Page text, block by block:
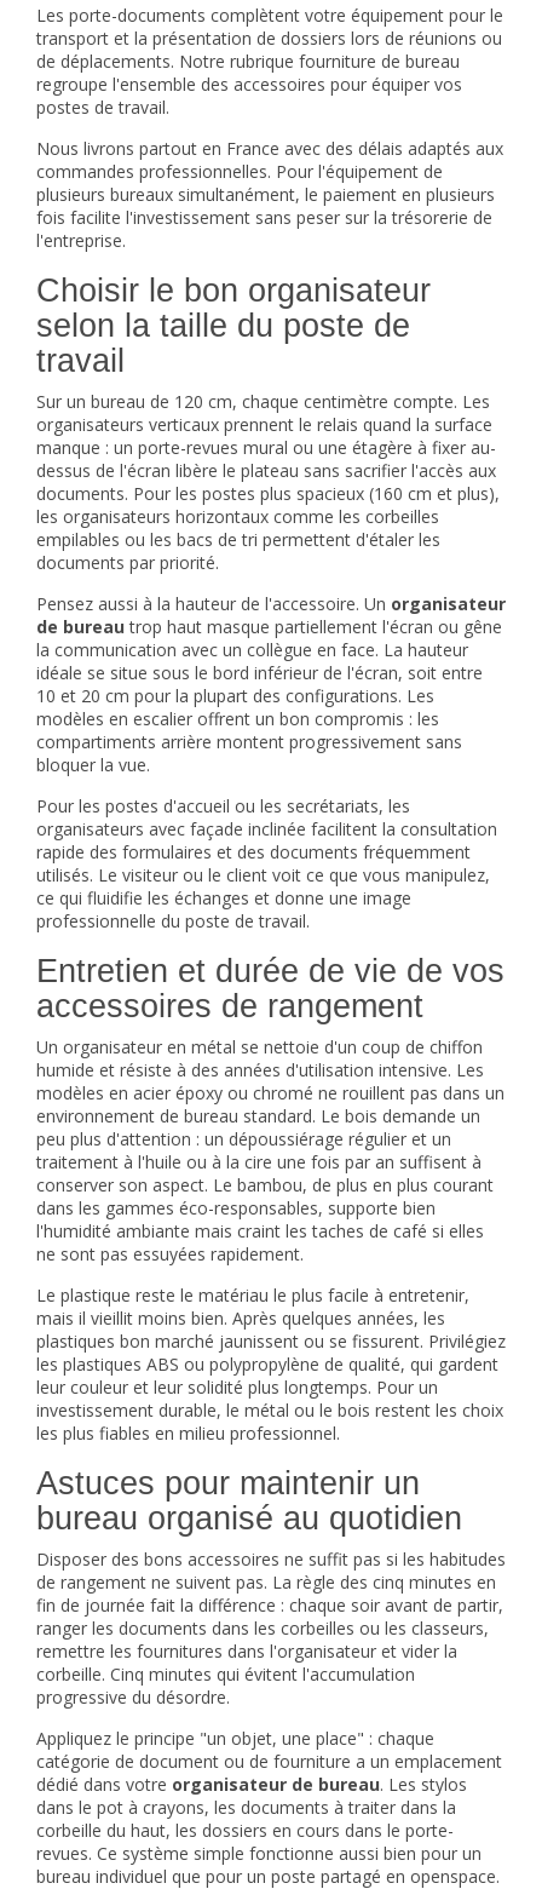
Les porte-documents complètent votre équipement pour le
transport et la présentation de dossiers lors de réunions ou
de déplacements. Notre rubrique fourniture de bureau
regroupe l'ensemble des accessoires pour équiper vos
postes de travail.
Nous livrons partout en France avec des délais adaptés aux
commandes professionnelles. Pour l'équipement de
plusieurs bureaux simultanément, le paiement en plusieurs
fois facilite l'investissement sans peser sur la trésorerie de
l'entreprise.
Choisir le bon organisateur
selon la taille du poste de
travail
Sur un bureau de 120 cm, chaque centimètre compte. Les
organisateurs verticaux prennent le relais quand la surface
manque : un porte-revues mural ou une étagère à fixer au-
dessus de l'écran libère le plateau sans sacrifier l'accès aux
documents. Pour les postes plus spacieux (160 cm et plus),
les organisateurs horizontaux comme les corbeilles
empilables ou les bacs de tri permettent d'étaler les
documents par priorité.
Pensez aussi à la hauteur de l'accessoire. Un organisateur
de bureau trop haut masque partiellement l'écran ou gêne
la communication avec un collègue en face. La hauteur
idéale se situe sous le bord inférieur de l'écran, soit entre
10 et 20 cm pour la plupart des configurations. Les
modèles en escalier offrent un bon compromis : les
compartiments arrière montent progressivement sans
bloquer la vue.
Pour les postes d'accueil ou les secrétariats, les
organisateurs avec façade inclinée facilitent la consultation
rapide des formulaires et des documents fréquemment
utilisés. Le visiteur ou le client voit ce que vous manipulez,
ce qui fluidifie les échanges et donne une image
professionnelle du poste de travail.
Entretien et durée de vie de vos
accessoires de rangement
Un organisateur en métal se nettoie d'un coup de chiffon
humide et résiste à des années d'utilisation intensive. Les
modèles en acier époxy ou chromé ne rouillent pas dans un
environnement de bureau standard. Le bois demande un
peu plus d'attention : un dépoussiérage régulier et un
traitement à l'huile ou à la cire une fois par an suffisent à
conserver son aspect. Le bambou, de plus en plus courant
dans les gammes éco-responsables, supporte bien
l'humidité ambiante mais craint les taches de café si elles
ne sont pas essuyées rapidement.
Le plastique reste le matériau le plus facile à entretenir,
mais il vieillit moins bien. Après quelques années, les
plastiques bon marché jaunissent ou se fissurent. Privilégiez
les plastiques ABS ou polypropylène de qualité, qui gardent
leur couleur et leur solidité plus longtemps. Pour un
investissement durable, le métal ou le bois restent les choix
les plus fiables en milieu professionnel.
Astuces pour maintenir un
bureau organisé au quotidien
Disposer des bons accessoires ne suffit pas si les habitudes
de rangement ne suivent pas. La règle des cinq minutes en
fin de journée fait la différence : chaque soir avant de partir,
ranger les documents dans les corbeilles ou les classeurs,
remettre les fournitures dans l'organisateur et vider la
corbeille. Cinq minutes qui évitent l'accumulation
progressive du désordre.
Appliquez le principe "un objet, une place" : chaque
catégorie de document ou de fourniture a un emplacement
dédié dans votre organisateur de bureau. Les stylos
dans le pot à crayons, les documents à traiter dans la
corbeille du haut, les dossiers en cours dans le porte-
revues. Ce système simple fonctionne aussi bien pour un
bureau individuel que pour un poste partagé en openspace.